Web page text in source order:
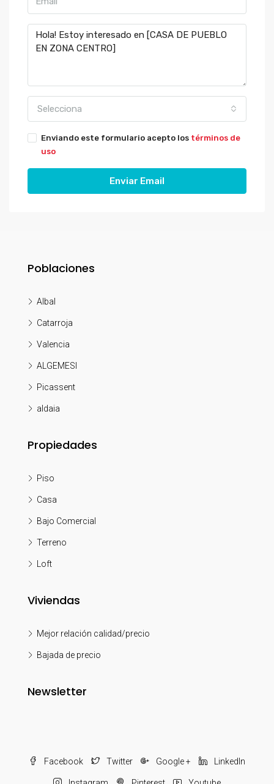
Selecciona
Enviando este formulario acepto los términos de
uso
Enviar Email
Poblaciones
Albal
Catarroja
Valencia
ALGEMESI
Picassent
aldaia
Propiedades
Piso
Casa
Bajo Comercial
Terreno
Loft
Viviendas
Mejor relación calidad/precio
Bajada de precio
Newsletter
Facebook Twitter Google + LinkedIn